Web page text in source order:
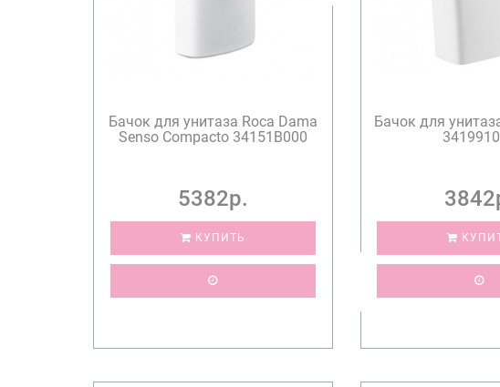
Бачок для унитаза Roca Dama
Senso Compacto 34151B000
5382р.
КУПИТЬ
Бачок для